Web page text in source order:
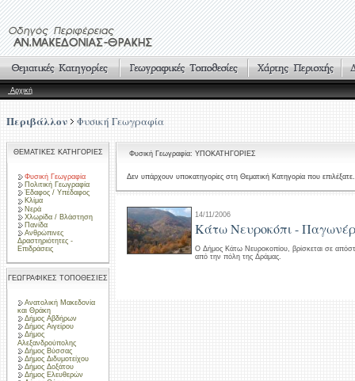
Αρχική
Περιβάλλον Φυσική Γεωγραφία
ΘΕΜΑΤΙΚΕΣ ΚΑΤΗΓΟΡΙΕΣ
Φυσική Γεωγραφία
Πολιτική Γεωγραφία
Έδαφος / Υπέδαφος
Κλίμα
Νερά
Χλωρίδα / Βλάστηση
Πανίδα
Ανθρώπινες
Δραστηριότητες -
Επιδράσεις
ΓΕΩΓΡΑΦΙΚΕΣ ΤΟΠΟΘΕΣΙΕΣ
Ανατολική Μακεδονία
και Θράκη
Δήμος Αβδήρων
Δήμος Αιγείρου
Δήμος
Αλεξανδρούπολης
Δήμος Βύσσας
Δήμος Διδυμοτείχου
Δήμος Δοξάτου
Δήμος Ελευθερών
Φυσική Γεωγραφία: ΥΠΟΚΑΤΗΓΟΡΙΕΣ
Δεν υπάρχουν υποκατηγορίες στη Θεματική Κατηγορία που επιλέξατε.
14/11/2006
Κάτω Νευροκόπι -
Ο Δήμος Κάτω Νευροκοπίου, βρίσκεται σε
από την πόλη της Δράμας.